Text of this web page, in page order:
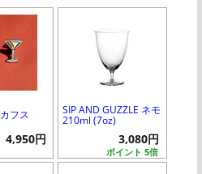
フス
4,950円
SIP AND GUZZLE ネモ
210ml (7oz)
ポイント 5倍
3,080円